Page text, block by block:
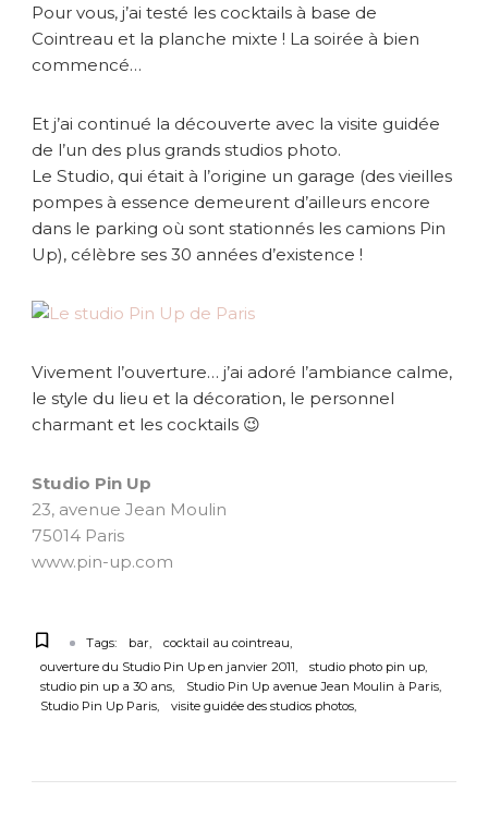
-
U
Pour vous, j’ai testé les cocktails à base de
Cointreau et la planche mixte ! La soirée à bien
commencé…
Et j’ai continué la découverte avec la visite guidée
de l’un des plus grands studios photo.
Le Studio, qui était à l’origine un garage (des vieilles
pompes à essence demeurent d’ailleurs encore
dans le parking où sont stationnés les camions Pin
Up), célèbre ses 30 années d’existence !
Vivement l’ouverture… j’ai adoré l’ambiance calme,
le style du lieu et la décoration, le personnel
charmant et les cocktails 😉
Studio Pin Up
23, avenue Jean Moulin
75014 Paris
www.pin-up.com
Tags: bar
cocktail au cointreau
ouverture du Studio Pin Up en janvier 2011
studio photo pin up
studio pin up a 30 ans
Studio Pin Up avenue Jean Moulin à Paris
Studio Pin Up Paris
visite guidée des studios photos